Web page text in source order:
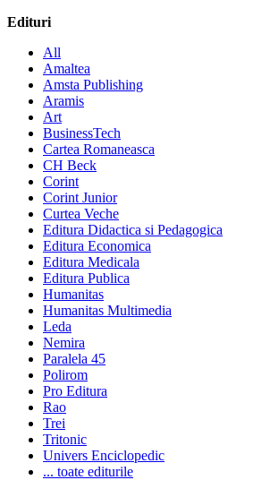
Edituri
All
Amaltea
Amsta Publishing
Aramis
Art
BusinessTech
Cartea Romaneasca
CH Beck
Corint
Corint Junior
Curtea Veche
Editura Didactica si Pedagogica
Editura Economica
Editura Medicala
Editura Publica
Humanitas
Humanitas Multimedia
Leda
Nemira
Paralela 45
Polirom
Pro Editura
Rao
Trei
Tritonic
Univers Enciclopedic
... toate editurile